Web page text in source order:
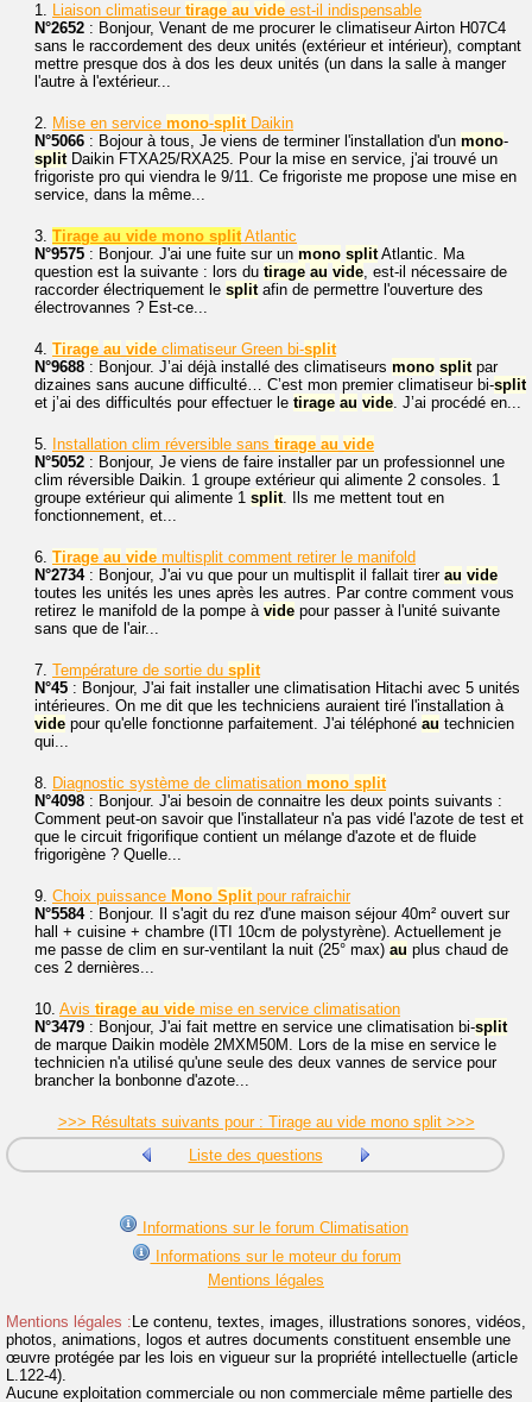
1. Liaison climatiseur tirage au vide est-il indispensable
N°2652 : Bonjour, Venant de me procurer le climatiseur Airton H07C4
sans le raccordement des deux unités (extérieur et intérieur), comptant
mettre presque dos à dos les deux unités (un dans la salle à manger
l'autre à l'extérieur...
2. Mise en service mono-splitDaikin
N°5066 : Bojour à tous, Je viens de terminer l'installation d'un mono-
splitDaikin FTXA25/RXA25. Pour la mise en service, j'ai trouvé un
frigoriste pro qui viendra le 9/11. Ce frigoriste me propose une mise en
service, dans la même...
3. Tirage au vide mono splitAtlantic
N°9575 : Bonjour. J'ai une fuite sur un mono splitAtlantic. Ma
question est la suivante : lors du tirage au vide, est-il nécessaire de
raccorder électriquement le splitafin de permettre l'ouverture des
électrovannes ? Est-ce...
4. Tirage au vide climatiseur Green bi-split
N°9688 : Bonjour. J’ai déjà installé des climatiseurs mono splitpar
dizaines sans aucune difficulté… C’est mon premier climatiseur bi-split
et j’ai des difficultés pour effectuer le tirage au vide. J’ai procédé en...
5. Installation clim réversible sans tirage au vide
N°5052 : Bonjour, Je viens de faire installer par un professionnel une
clim réversible Daikin. 1 groupe extérieur qui alimente 2 consoles. 1
groupe extérieur qui alimente 1 split. Ils me mettent tout en
fonctionnement, et...
6. Tirage au vide multisplit comment retirer le manifold
N°2734: Bonjour, J'ai vu que pour un multisplit il fallait tirer au vide
toutes les unités les unes après les autres. Par contre comment vous
retirez le manifold de la pompe à vide pour passer à l'unité suivante
sans que de l'air...
7. Température de sortie du split
N°45 : Bonjour, J'ai fait installer une climatisation Hitachi avec 5 unités
intérieures. On me dit que les techniciens auraient tiré l'installation à
vide pour qu'elle fonctionne parfaitement. J'ai téléphoné au technicien
qui...
8. Diagnostic système de climatisation mono split
N°4098 : Bonjour. J'ai besoin de connaitre les deux points suivants :
Comment peut-on savoir que l'installateur n'a pas vidé l'azote de test et
que le circuit frigorifique contient un mélange d'azote et de fluide
frigorigène ? Quelle...
9. Choix puissance Mono Splitpour rafraichir
N°5584: Bonjour. Il s'agit du rez d'une maison séjour 40m² ouvert sur
hall + cuisine + chambre (ITI 10cm de polystyrène). Actuellement je
me passe de clim en sur-ventilant la nuit (25° max) au plus chaud de
ces 2 dernières...
10. Avis tirage au vide mise en service climatisation
N°3479 : Bonjour, J'ai fait mettre en service une climatisation bi-split
de marque Daikin modèle 2MXM50M. Lors de la mise en service le
technicien n'a utilisé qu'une seule des deux vannes de service pour
brancher la bonbonne d'azote...
>>> Résultats suivants pour : Tirage au vide mono split >>>
Liste des questions
Informations sur le forum Climatisation
Informations sur le moteur du forum
Mentions légales
Mentions légales : Le contenu, textes, images, illustrations sonores, vidéos,
photos, animations, logos et autres documents constituent ensemble une
œuvre protégée par les lois en vigueur sur la propriété intellectuelle (article
L.122-4).
Aucune exploitation commerciale ou non commerciale même partielle des